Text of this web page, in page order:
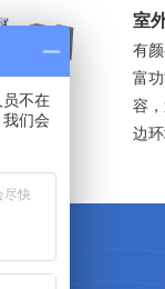
室
有
富
容
边
不在
们会